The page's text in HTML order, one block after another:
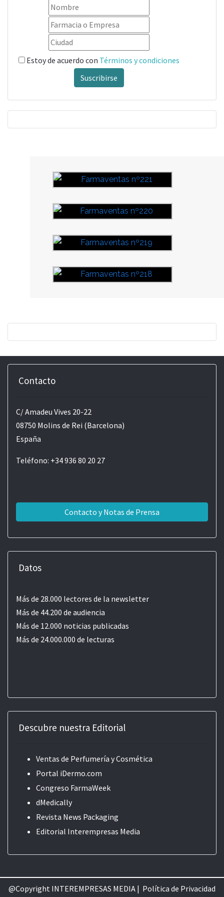
Estoy de acuerdo con Términos y condiciones
Suscribirse
Contacto
C/ Amadeu Vives 20-22
08750 Molins de Rei (Barcelona)
España
Teléfono: +34 936 80 20 27
Contacto y Notas de Prensa
Datos
Más de 28.000 lectores de la newsletter
Más de 44.200 de audiencia
Más de 12.000 noticias publicadas
Más de 24.000.000 de lecturas
Descubre nuestra Editorial
Ventas de Perfumería y Cosmética
Portal iDermo.com
Congreso FarmaWeek
dMedically
Revista News Packaging
Editorial Interempresas Media
@Copyright INTEREMPRESAS MEDIA | Política de Privacidad